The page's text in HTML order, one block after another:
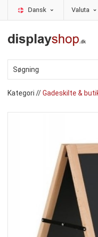
Dansk Valuta
Kategori //Gadeskilte &